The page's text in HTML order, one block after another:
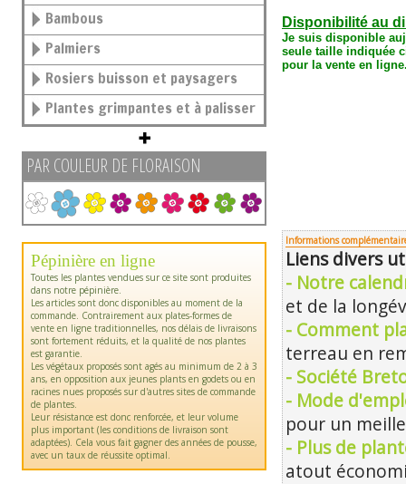
Bambous
Palmiers
Rosiers buisson et paysagers
Plantes grimpantes et à palisser
PAR COULEUR DE FLORAISON
Pépinière en ligne
Toutes les plantes vendues sur ce site sont produites
dans notre pépinière.
Les articles sont donc disponibles au moment de la
commande. Contrairement aux plates-formes de
vente en ligne traditionnelles, nos délais de livraisons
sont fortement réduits, et la qualité de nos plantes
est garantie.
Les végétaux proposés sont agés au minimum de 2 à 3
ans, en opposition aux jeunes plants en godets ou en
racines nues proposés sur d'autres sites de commande
de plantes.
Leur résistance est donc renforcée, et leur volume
plus important (les conditions de livraison sont
adaptées). Cela vous fait gagner des années de pousse,
avec un taux de réussite optimal.
Disponibilité au
Je suis disponible
seule taille indiquée
pour la vente en
Informations
Liens divers
- Notre
et de la
- Comment
terreau en
- Société
- Mode
pour un
- Plus de
atout